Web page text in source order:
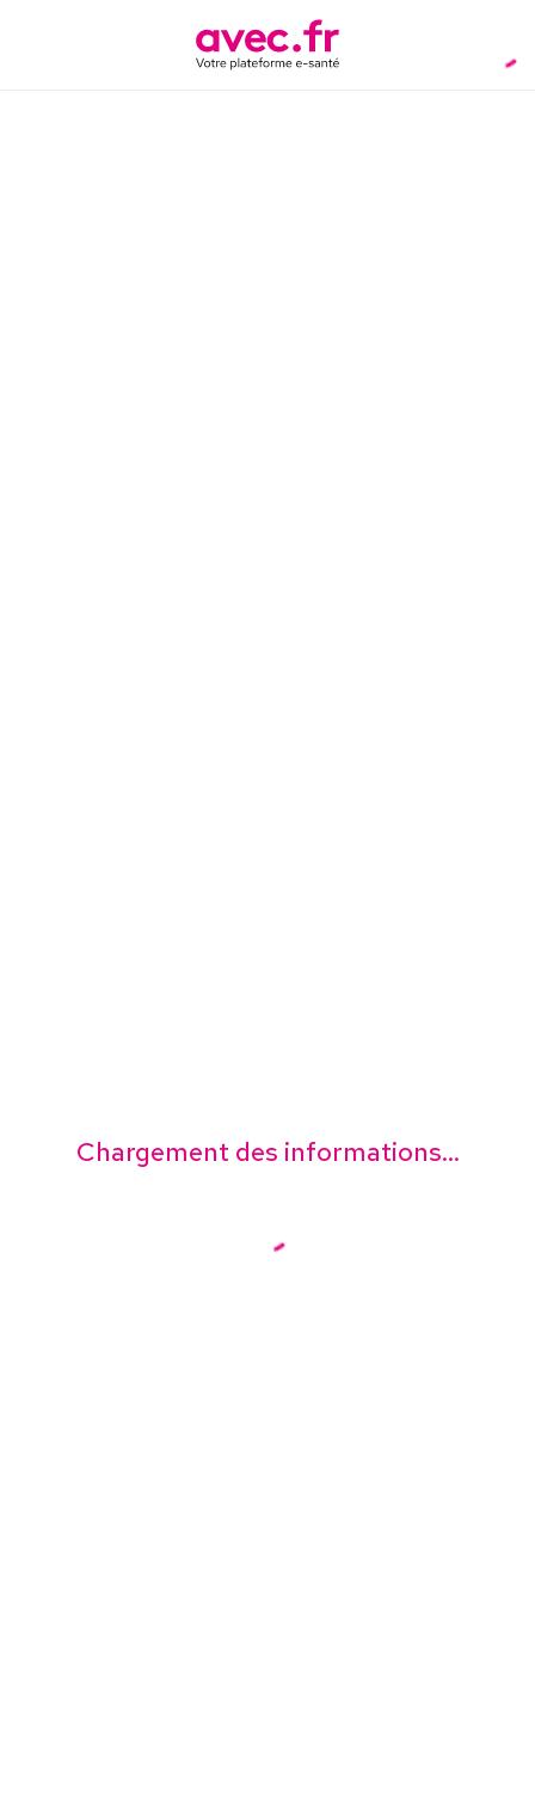
Chargement des informations...